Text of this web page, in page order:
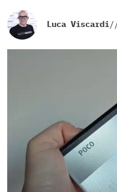
Luca Viscardi